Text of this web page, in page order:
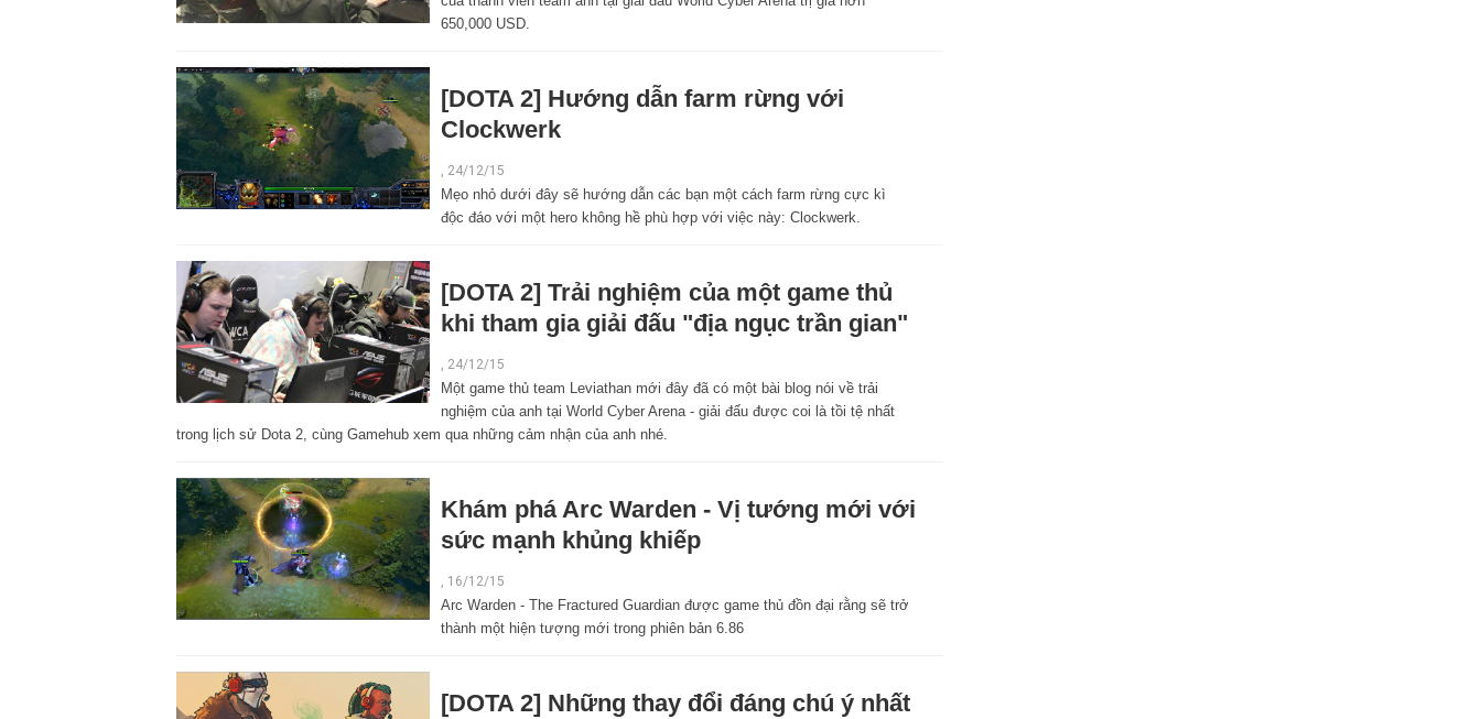
650,000 USD.
[DOTA 2] Hướng dẫn farm rừng với
Clockwerk
24/12/15
Mẹo nhỏ dưới đây sẽ hướng dẫn các bạn một cách farm rừng cực kì
độc đáo với một hero không hề phù hợp với việc này: Clockwerk.
[DOTA 2] Trải nghiệm của một game thủ
khi tham gia giải đấu "địa ngục trần gian"
, 24/12/15
Một game thủ team Leviathan mới đây đã có một bài blog nói về trải
nghiệm của anh tại World Cyber Arena - giải đấu được coi là tồi tệ nhất
trong lịch sử Dota 2, cùng Gamehub xem qua những cảm nhận của anh nhé.
Khám phá Arc Warden - Vị tướng mới với
sức mạnh khủng khiếp
, 16/12/15
Arc Warden - The Fractured Guardian được game thủ đồn đại rằng sẽ trở
thành một hiện tượng mới trong phiên bản 6.86
[DOTA 2] Những thay đổi đáng chú ý nhất